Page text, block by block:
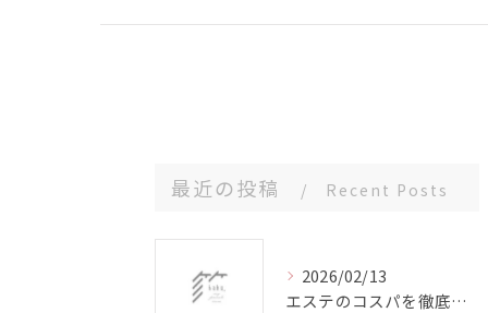
最近の投稿 Recent Posts
2026/02/13
エステのコスパを徹底比較お得に賢く体験し理想のサロンを見極める秘訣